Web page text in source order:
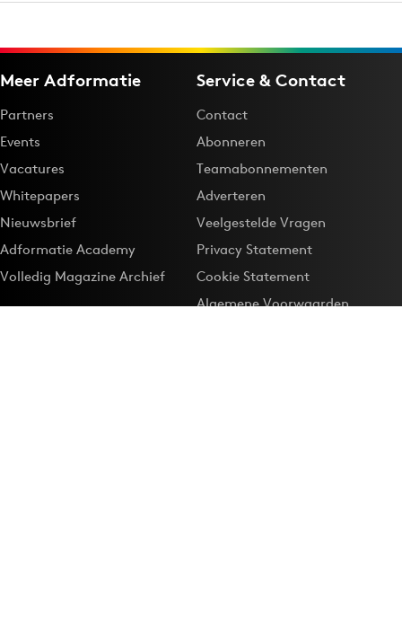
Meer Adformatie
Partners
Events
Vacatures
Whitepapers
Nieuwsbrief
Adformatie Academy
Volledig Magazine Archief
Service & Contact
Contact
Abonneren
Teamabonnementen
Adverteren
Veelgestelde Vragen
Privacy Statement
Cookie Statement
Algemene Voorwaarden